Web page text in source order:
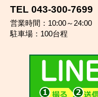
TEL 043-300-7699
営業時間：10:00～24:00
駐車場：100台程